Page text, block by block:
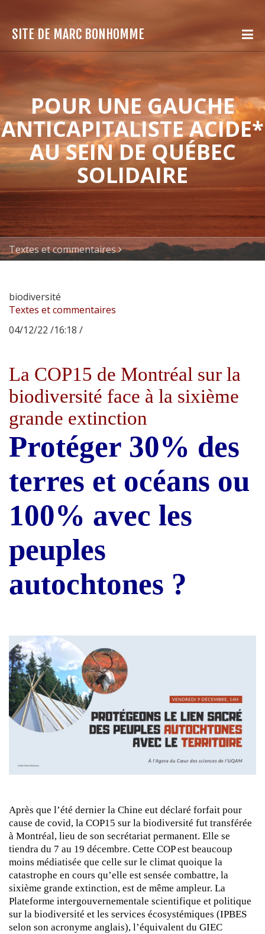
SITE DE MARC BONHOMME
POUR UNE GAUCHE
ANTICAPITALISTE ACIDE*
AU SEIN DE QUÉBEC
SOLIDAIRE
Textes et commentaires
biodiversité
Textes et commentaires
04/12/22 /16:18 /
La COP15 de Montréal sur la
biodiversité face à la sixième
grande extinction
Protéger 30% des
terres et océans ou
100% avec les
peuples
autochtones ?
Après que l’été dernier la Chine eut déclaré forfait pour
cause de covid, la COP15 sur la biodiversité fut transférée
à Montréal, lieu de son secrétariat permanent. Elle se
tiendra du 7 au 19 décembre. Cette COP est beaucoup
moins médiatisée que celle sur le climat quoique la
catastrophe en cours qu’elle est sensée combattre, la
sixième grande extinction, est de même ampleur. La
Plateforme intergouvernementale scientifique et politique
sur la biodiversité et les services écosystémiques (IPBES
selon son acronyme anglais), l’équivalent du GIEC